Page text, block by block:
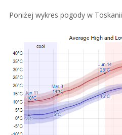
Poniżej wykres pogody w Toskanii